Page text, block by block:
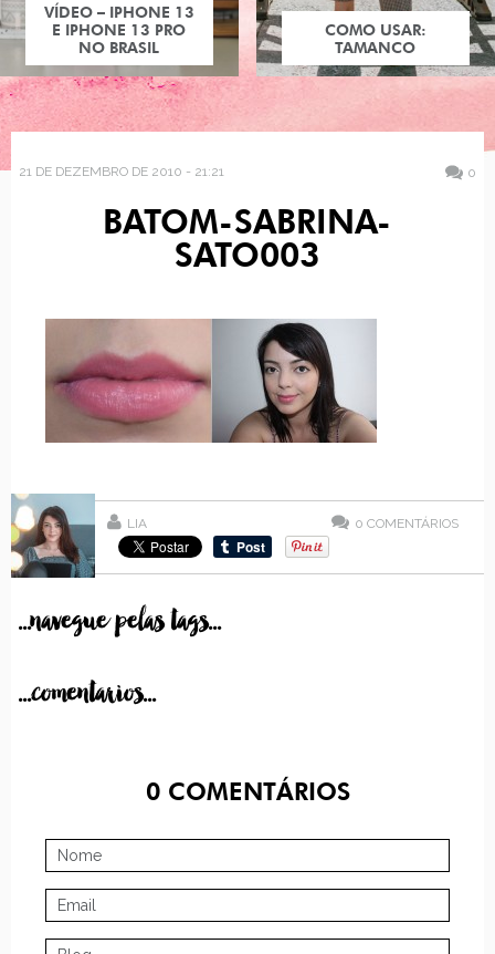
VÍDEO – IPHONE 13
E IPHONE 13 PRO
NO BRASIL
COMO USAR:
TAMANCO
21 DE DEZEMBRO DE 2010 - 21:21 0
BATOM-SABRINA-
SATO003
LIA 0 COMENTÁRIOS
...navegue pelas tags...
...comentarios...
0COMENTÁRIOS